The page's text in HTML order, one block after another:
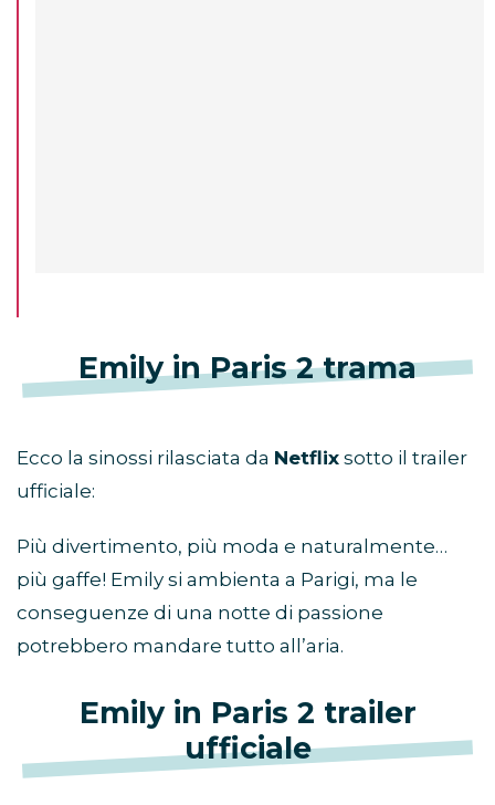
Emily in Paris 2 trama
Ecco la sinossi rilasciata da Netflix sotto il trailer
ufficiale:
Più divertimento, più moda e naturalmente…
più gaffe! Emily si ambienta a Parigi, ma le
conseguenze di una notte di passione
potrebbero mandare tutto all’aria.
Emily in Paris 2 trailer
ufficiale